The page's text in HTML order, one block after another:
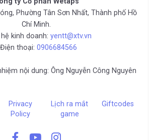
Phường Tân Sơn Nhất, Thành phố Hồ
Chí Minh.
kinh doanh: yentt@xtv.vn
thoại: 0906684566
nội dung: Ông Nguyễn Công Nguyên
Privacy
Policy
Lịch ra mắt
game
Giftcodes